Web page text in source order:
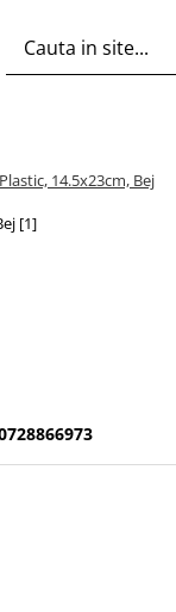
14.5x23cm, Bej